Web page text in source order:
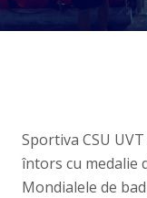
Sportiva CSU
întors cu medalie
Mondialele de